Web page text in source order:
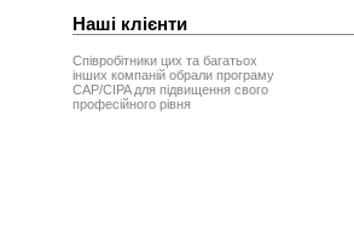
Наші клієнти
Співробітники цих та багатьох
інших компаній обрали програму
CAP/CIPA для підвищення свого
професійного рівня